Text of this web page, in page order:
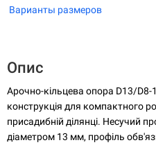
Варианты размеров
Опис
Арочно-кільцева опора D13/
конструкція для компактного
присадибній ділянці. Несучий
діаметром 13 мм, профіль